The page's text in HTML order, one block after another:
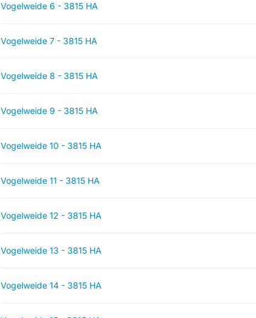
Vogelweide 6 - 3815 HA
Vogelweide 7 - 3815 HA
Vogelweide 8 - 3815 HA
Vogelweide 9 - 3815 HA
Vogelweide 10 - 3815 HA
Vogelweide 11 - 3815 HA
Vogelweide 12 - 3815 HA
Vogelweide 13 - 3815 HA
Vogelweide 14 - 3815 HA